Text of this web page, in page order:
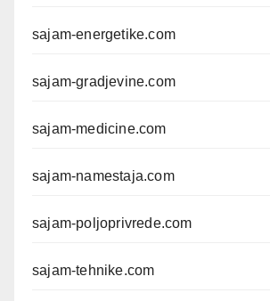
sajam-energetike.com
sajam-gradjevine.com
sajam-medicine.com
sajam-namestaja.com
sajam-poljoprivrede.com
sajam-tehnike.com